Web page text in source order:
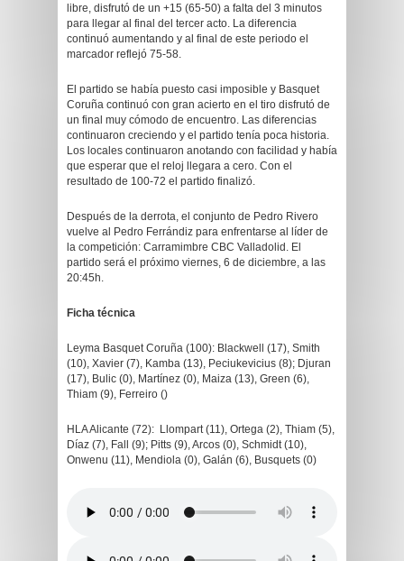
libre, disfrutó de un +15 (65-50) a falta del 3 minutos
para llegar al final del tercer acto. La diferencia
continuó aumentando y al final de este periodo el
marcador reflejó 75-58.
El partido se había puesto casi imposible y Basquet
Coruña continuó con gran acierto en el tiro disfrutó de
un final muy cómodo de encuentro. Las diferencias
continuaron creciendo y el partido tenía poca historia.
Los locales continuaron anotando con facilidad y había
que esperar que el reloj llegara a cero. Con el
resultado de 100-72 el partido finalizó.
Después de la derrota, el conjunto de Pedro Rivero
vuelve al Pedro Ferrándiz para enfrentarse al líder de
la competición: Carramimbre CBC Valladolid. El
partido será el próximo viernes, 6 de diciembre, a las
20:45h.
Ficha técnica
Leyma Basquet Coruña (100): Blackwell (17), Smith
(10), Xavier (7), Kamba (13), Peciukevicius (8); Djuran
(17), Bulic (0), Martínez (0), Maiza (13), Green (6),
Thiam (9), Ferreiro ()
HLA Alicante (72): Llompart (11), Ortega (2), Thiam (5),
Díaz (7), Fall (9); Pitts (9), Arcos (0), Schmidt (10),
Onwenu (11), Mendiola (0), Galán (6), Busquets (0)